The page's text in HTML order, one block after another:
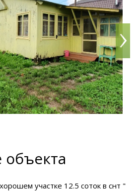
›
участке 12.5 соток в снт "